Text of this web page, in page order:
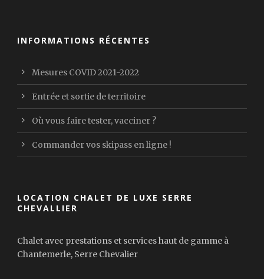
INFORMATIONS RÉCENTES
Mesures COVID 2021-2022
Entrée et sortie de territoire
Où vous faire tester, vacciner ?
Commander vos skipass en ligne !
LOCATION CHALET DE LUXE SERRE
CHEVALLIER
Chalet avec prestations et services haut de gamme à
Chantemerle, Serre Chevalier